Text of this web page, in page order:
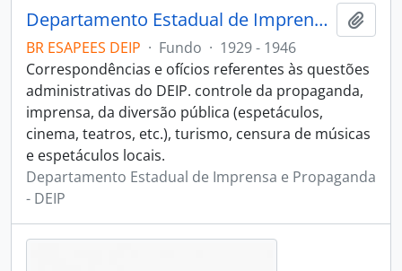
Departamento Estadual de Imprensa e Propaganda
BR ESAPEES DEIP · Fundo · 1929 - 1946
Correspondências e ofícios referentes às questões
administrativas do DEIP. controle da propaganda,
imprensa, da diversão pública (espetáculos,
cinema, teatros, etc.), turismo, censura de músicas
e espetáculos locais.
Departamento Estadual de Imprensa e Propaganda
- DEIP